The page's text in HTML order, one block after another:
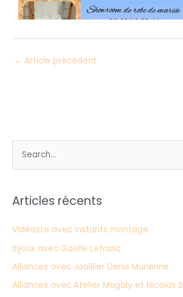
← Article précédent
e
h
c
h
e
Articles récents
Vidéaste avec Instants montage
Bijoux avec Gaëlle Lefranc
Alliances avec Joaillier Denis Murienne
Alliances avec Atelier Magaly et Nicolas B